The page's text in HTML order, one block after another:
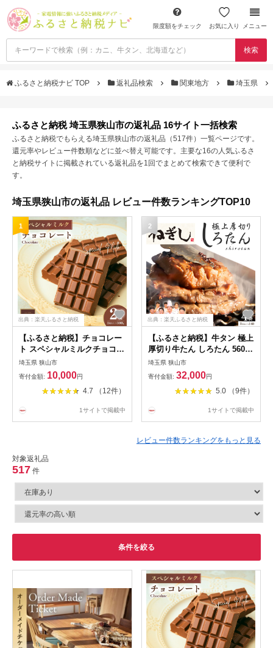
限度額をチェック お気に入り メニュー
検索
ふるさと納税ナビ TOP 返礼品検索 関東地方 埼玉県
ふるさと納税 埼玉県狭山市の返礼品 16サイト一括検索
ふるさと納税でもらえる埼玉県狭山市の返礼品（517件）一覧ページです。
還元率やレビュー件数順などに並べ替え可能です。主要な16の人気ふるさ
と納税サイトに掲載されている返礼品を1回でまとめて検索できて便利で
す。
埼玉県狭山市の返礼品 レビュー件数ランキングTOP10
1
出典：楽天ふるさと納税
【ふるさと納税】チョコレー
ト スペシャルミルクチョコレ
ート 300g×2枚 | チョコレー
ト ちょこれーと チョコ ちょ
こ ミルクチョコレート 板チ
ョコ バレンタイン バレンタ
ザート おやつ ギフト 贈り物
埼玉県 狭山市
寄付金額: 10,000円
4.7 （12件）
1サイトで掲載中
2
出典：楽天ふるさと納税
【ふるさと納税】牛タン 極上
厚切り牛たん しろたん 560g
(140g×4袋) 4袋 セット | 牛タ
ン 牛たん ぎゅうたん ギュウ
タン 厚切り しろたん 焼肉 牛
肉 肉 鉄板焼き バーベキュー
ービス通信販売店 埼玉県 狭
埼玉県 狭山市
寄付金額: 32,000円
5.0 （9件）
1サイトで掲載中
レビュー件数ランキングをもっと見る
対象返礼品
517 件
条件を絞る